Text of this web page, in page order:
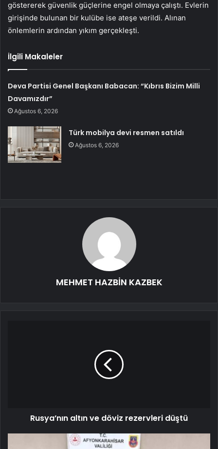
göstererek güvenlik güçlerine engel olmaya çalıştı. Evlerin
girişinde bulunan bir kulübe ise ateşe verildi. Alınan
önlemlerin ardından yıkım gerçekleşti.
İlgili Makaleler
Deva Partisi Genel Başkanı Babacan: “Kıbrıs Bizim Milli
Davamızdır”
Ağustos 6, 2026
Türk mobilya devi resmen satıldı
Ağustos 6, 2026
MEHMET HAZBİN KAZBEK
Rusya’nın altın ve döviz rezervleri düştü